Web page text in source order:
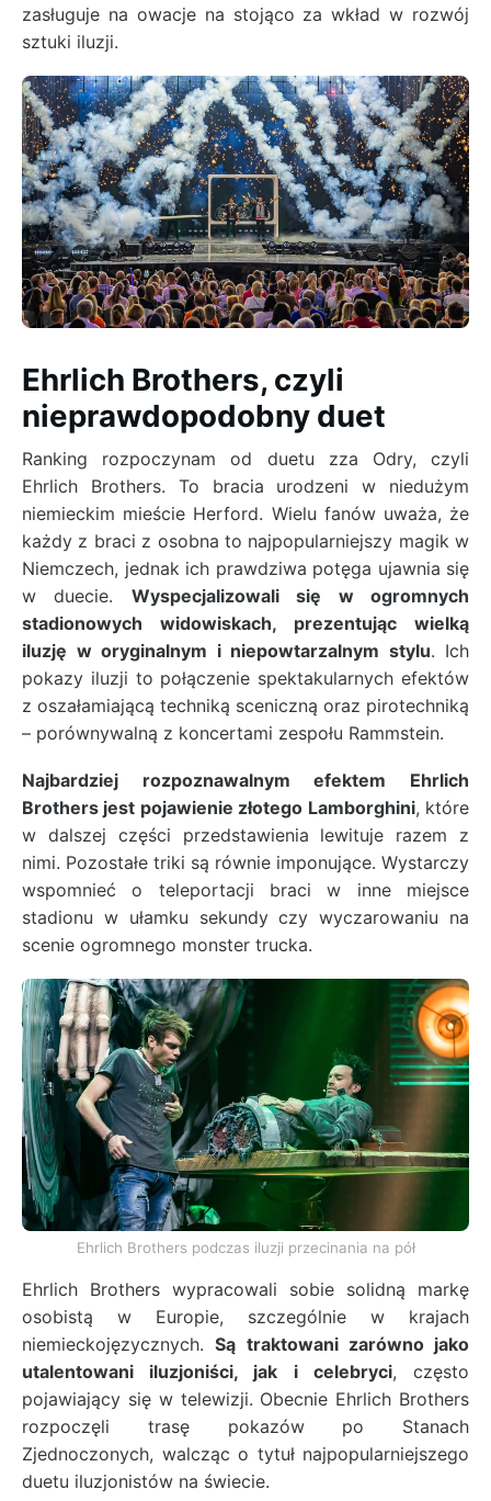
zasługuje na owacje na stojąco za wkład w rozwój
sztuki iluzji.
Ehrlich Brothers, czyli
nieprawdopodobny duet
Ranking rozpoczynam od duetu zza Odry, czyli
Ehrlich Brothers. To bracia urodzeni w niedużym
niemieckim mieście Herford. Wielu fanów uważa, że
każdy z braci z osobna to najpopularniejszy magik w
Niemczech, jednak ich prawdziwa potęga ujawnia się
w duecie. Wyspecjalizowali się w ogromnych
stadionowych widowiskach, prezentując wielką
iluzję w oryginalnym i niepowtarzalnym stylu. Ich
pokazy iluzji to połączenie spektakularnych efektów
z oszałamiającą techniką sceniczną oraz pirotechniką
– porównywalną z koncertami zespołu Rammstein.
Najbardziej rozpoznawalnym efektem Ehrlich
Brothers jest pojawienie złotego Lamborghini, które
w dalszej części przedstawienia lewituje razem z
nimi. Pozostałe triki są równie imponujące. Wystarczy
wspomnieć o teleportacji braci w inne miejsce
stadionu w ułamku sekundy czy wyczarowaniu na
scenie ogromnego monster trucka.
Ehrlich Brothers podczas iluzji przecinania na pół
Ehrlich Brothers wypracowali sobie solidną markę
osobistą w Europie, szczególnie w krajach
niemieckojęzycznych.Są traktowani zarówno jako
utalentowani iluzjoniści, jak i celebryci, często
pojawiający się w telewizji. Obecnie Ehrlich Brothers
rozpoczęli trasę pokazów po Stanach
Zjednoczonych, walcząc o tytuł najpopularniejszego
duetu iluzjonistów na świecie.